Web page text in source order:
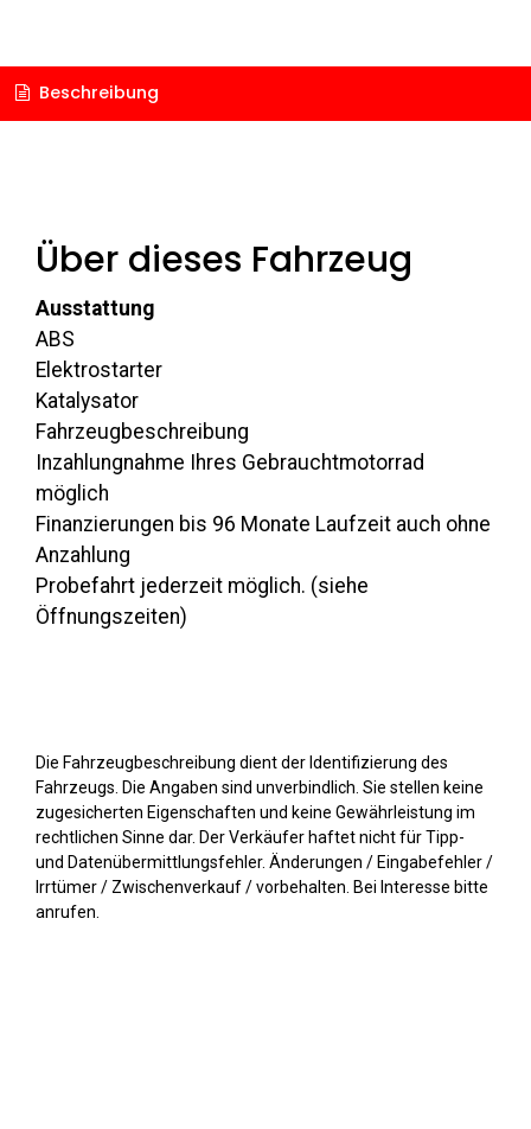
Beschreibung
Über dieses Fahrzeug
Ausstattung
ABS
Elektrostarter
Katalysator
Fahrzeugbeschreibung
Inzahlungnahme Ihres Gebrauchtmotorrad
möglich
Finanzierungen bis 96 Monate Laufzeit auch ohne
Anzahlung
Probefahrt jederzeit möglich. (siehe
Öffnungszeiten)
Die Fahrzeugbeschreibung dient der Identifizierung des
Fahrzeugs. Die Angaben sind unverbindlich. Sie stellen keine
zugesicherten Eigenschaften und keine Gewährleistung im
rechtlichen Sinne dar. Der Verkäufer haftet nicht für Tipp-
und Datenübermittlungsfehler. Änderungen / Eingabefehler /
Irrtümer / Zwischenverkauf / vorbehalten. Bei Interesse bitte
anrufen.